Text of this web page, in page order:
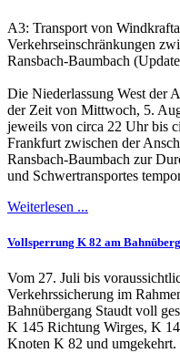
A3: Transport von
Verkehrseinschränkungen
Ransbach-Baumbach
Die Niederlassung West der
der Zeit von Mittwoch, 5.
jeweils von circa 22 Uhr bis
Frankfurt zwischen der
Ransbach-Baumbach zur
und Schwertransportes
Weiterlesen ...
Vollsperrung K 82 am
Vom 27. Juli bis
Verkehrssicherung im
Bahnübergang Staudt voll
K 145 Richtung Wirges, K
Knoten K 82 und umgekehrt.